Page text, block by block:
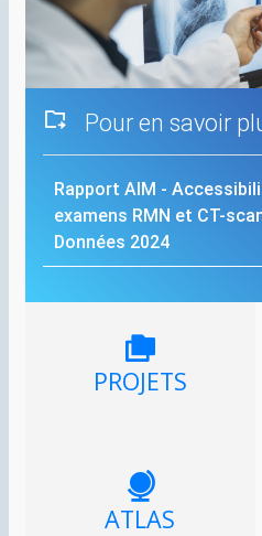
Pour en savoir
Rapport AIM -
examens RMN et CT-
Données 2024
PROJETS
ATLAS